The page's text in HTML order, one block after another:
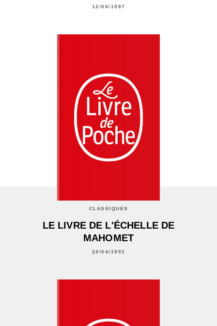
12/06/1987
CLASSIQUES
LE LIVRE DE L'ÉCHELLE DE
MAHOMET
24/04/1991